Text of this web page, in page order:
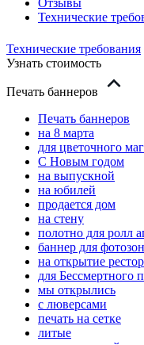
Отзывы
Технические
Технические требования
Узнать стоимость
Печать баннеров
Печать баннеров
на 8 марта
для цветочного
С Новым годом
на выпускной
на юбилей
продается дом
на стену
полотно для ролл
баннер для
на открытие
для Бессмертного
мы открылись
с люверсами
печать на сетке
литые